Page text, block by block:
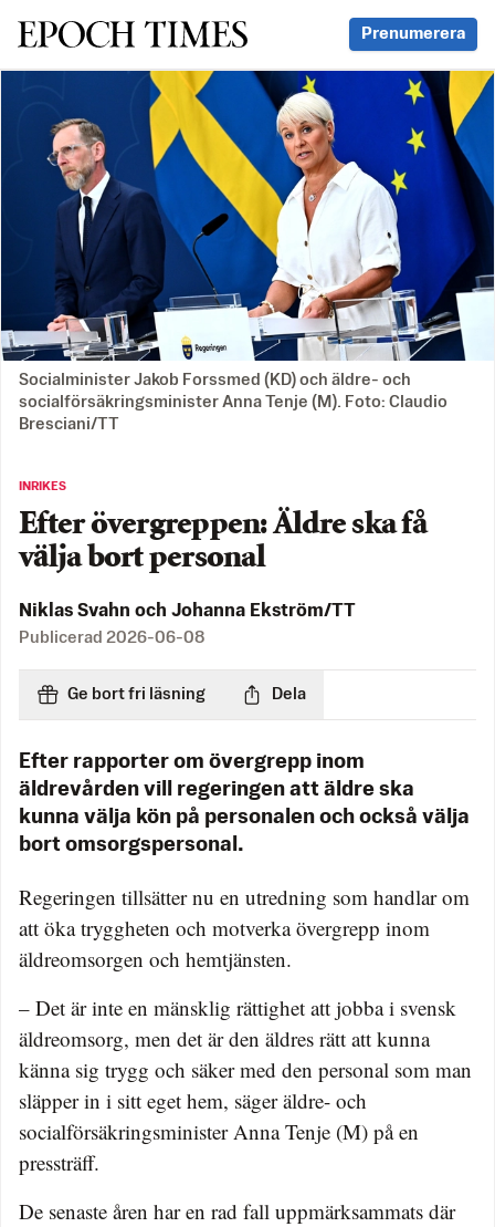
Svenska Epoch Times Prenumerera
Socialminister Jakob Forssmed (KD) och äldre- och
socialförsäkringsminister Anna Tenje (M). Foto: Claudio
Bresciani/TT
INRIKES
Efter övergreppen: Äldre ska få
välja bort personal
Niklas Svahn och Johanna Ekström/TT
Publicerad 2026-06-08
Ge bort fri läsning Dela
Efter rapporter om övergrepp inom
äldrevården vill regeringen att äldre ska
kunna välja kön på personalen och också välja
bort omsorgspersonal.
Regeringen tillsätter nu en utredning som handlar om
att öka tryggheten och motverka övergrepp inom
äldreomsorgen och hemtjänsten.
– Det är inte en mänsklig rättighet att jobba i svensk
äldreomsorg, men det är den äldres rätt att kunna
känna sig trygg och säker med den personal som man
släpper in i sitt eget hem, säger äldre- och
socialförsäkringsminister Anna Tenje (M) på en
pressträff.
De senaste åren har en rad fall uppmärksammats där